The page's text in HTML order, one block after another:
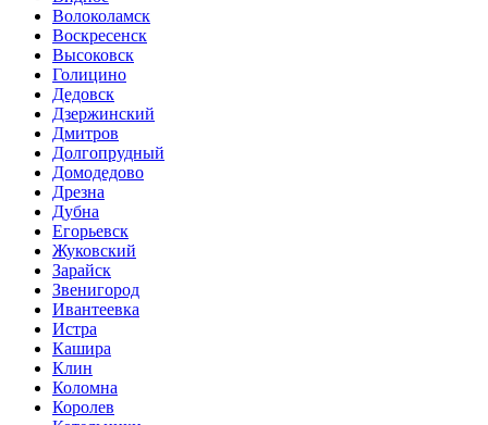
Волоколамск
Воскресенск
Высоковск
Голицино
Дедовск
Дзержинский
Дмитров
Долгопрудный
Домодедово
Дрезна
Дубна
Егорьевск
Жуковский
Зарайск
Звенигород
Ивантеевка
Истра
Кашира
Клин
Коломна
Королев